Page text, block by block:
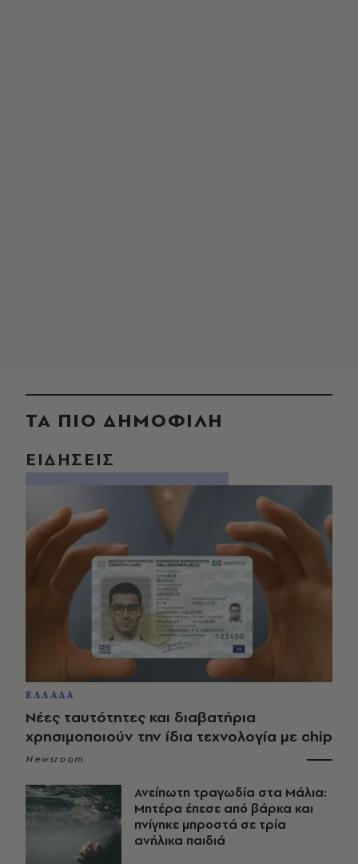
ΤΑ ΠΙΟ ΔΗΜΟΦΙΛΗ
ΕΙΔΗΣΕΙΣ
ΕΛΛΑΔΑ
Νέες ταυτότητες και διαβατήρια
χρησιμοποιούν την ίδια τεχνολογία με chip
Newsroom
Ανείπωτη τραγωδία στα Μάλια:
Μητέρα έπεσε από βάρκα και
πνίγηκε μπροστά σε τρία
ανήλικα παιδιά